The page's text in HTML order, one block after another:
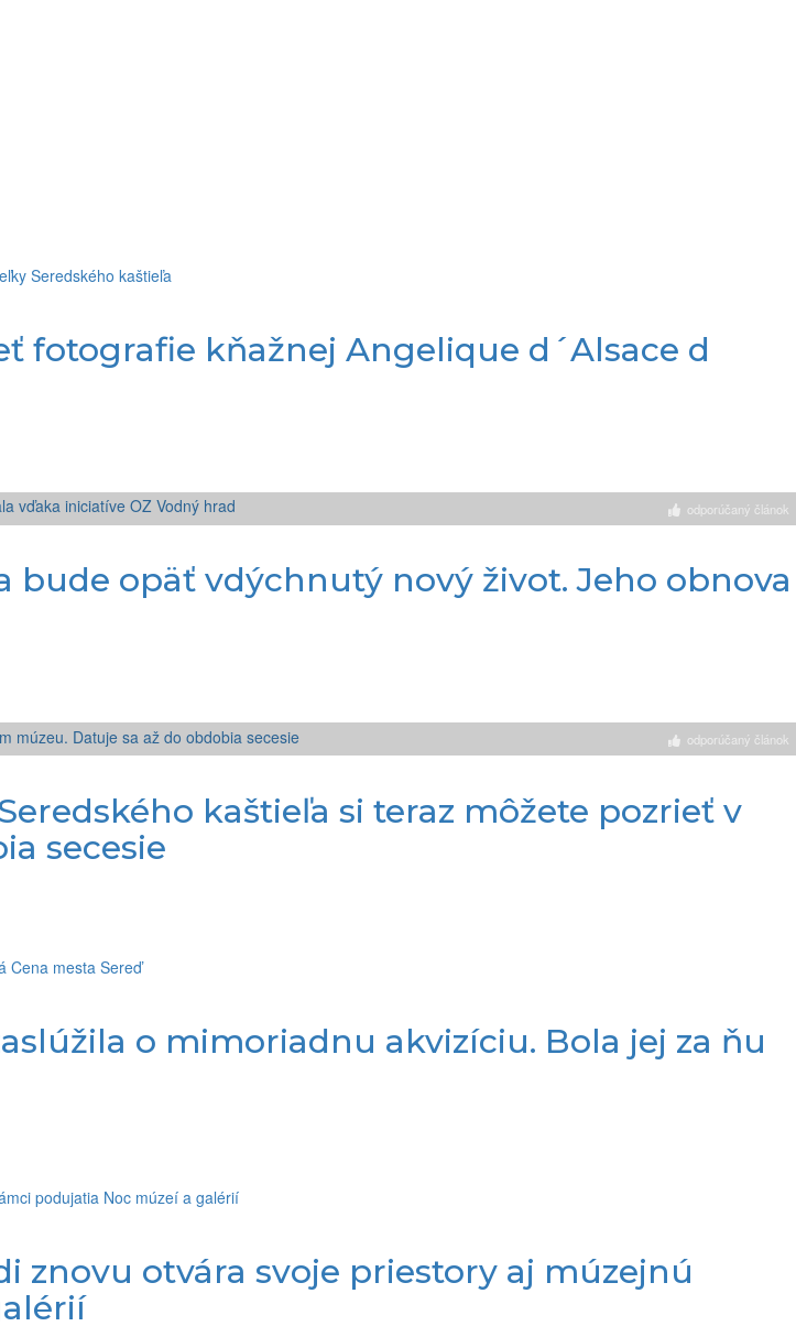
fotografie kňažnej Angelique d´Alsace d
odporúčaný článok
opäť vdýchnutý nový život. Jeho obnova
odporúčaný článok
kaštieľa si teraz môžete pozrieť v
secesie
o mimoriadnu akvizíciu. Bola jej za ňu
znovu otvára svoje priestory aj múzejnú